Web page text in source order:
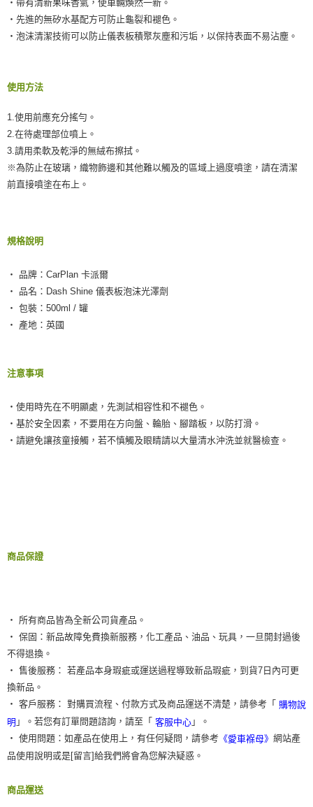
‧帶有清新果味香氣，使車輛煥然一新。
‧先進的無矽水基配方可防止龜裂和褪色。
‧泡沫清潔技術可以防止儀表板積聚灰塵和污垢，以保持表面不易沾塵。
使用方法
1.使用前應充分搖勻。
2.在待處理部位噴上。
3.請用柔軟及乾淨的無絨布擦拭。
※為防止在玻璃，織物飾邊和其他難以觸及的區域上過度噴塗，請在清潔
前直接噴塗在布上。
規格說明
‧ 品牌：CarPlan 卡派爾
‧ 品名：Dash Shine 儀表板泡沫光澤劑
‧ 包裝：500ml / 罐
‧ 產地：英國
注意事項
‧使用時先在不明顯處，先測試相容性和不褪色。
‧基於安全因素，不要用在方向盤、輪胎、腳踏板，以防打滑。
‧請避免讓孩童接觸，若不慎觸及眼睛請以大量清水沖洗並就醫檢查。
商品保證
‧ 所有商品皆為全新公司貨產品。
‧ 保固：新品故障免費換新服務，化工產品、油品、玩具，一旦開封過後
不得退換。
‧ 售後服務： 若產品本身瑕疵或運送過程導致新品瑕疵，到貨7日內可更
換新品。
‧ 客戶服務： 對購買流程、付款方式及商品運送不清楚，請參考「 購物說
明 」。若您有訂單問題諮詢，請至「 客服中心 」。
‧ 使用問題：如產品在使用上，有任何疑問，請參考 《愛車褓母》 網站產
品使用說明或是[留言]給我們將會為您解決疑惑。
商品運送